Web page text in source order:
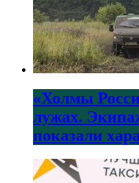
«Холмы
лужах.
показали